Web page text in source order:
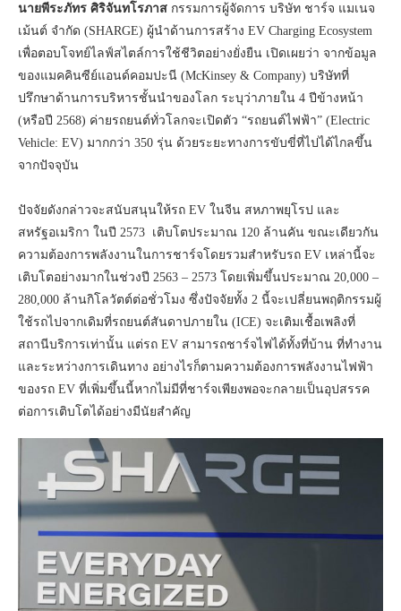
นายพีระภัทร ศิริจันทโรภาส กรรมการผู้จัดการ บริษัท ชาร์จ แมเนจ
เม้นต์ จำกัด (SHARGE) ผู้นำด้านการสร้าง EV Charging Ecosystem
เพื่อตอบโจทย์ไลฟ์สไตล์การใช้ชีวิตอย่างยั่งยืน เปิดเผยว่า จากข้อมูล
ของแมคคินซีย์แอนด์คอมปะนี (McKinsey & Company) บริษัทที่
ปรึกษาด้านการบริหารชั้นนำของโลก ระบุว่าภายใน 4 ปีข้างหน้า
(หรือปี 2568) ค่ายรถยนต์ทั่วโลกจะเปิดตัว “รถยนต์ไฟฟ้า” (Electric
Vehicle: EV) มากกว่า 350 รุ่น ด้วยระยะทางการขับขี่ที่ไปได้ไกลขึ้น
จากปัจจุบัน
ปัจจัยดังกล่าวจะสนับสนุนให้รถ EV ในจีน สหภาพยุโรป และ
สหรัฐอเมริกา ในปี 2573 เติบโตประมาณ 120 ล้านคัน ขณะเดียวกัน
ความต้องการพลังงานในการชาร์จโดยรวมสำหรับรถ EV เหล่านี้จะ
เติบโตอย่างมากในช่วงปี 2563 – 2573 โดยเพิ่มขึ้นประมาณ 20,000 –
280,000 ล้านกิโลวัตต์ต่อชั่วโมง ซึ่งปัจจัยทั้ง 2 นี้จะเปลี่ยนพฤติกรรมผู้
ใช้รถไปจากเดิมที่รถยนต์สันดาปภายใน (ICE) จะเติมเชื้อเพลิงที่
สถานีบริการเท่านั้น แต่รถ EV สามารถชาร์จไฟได้ทั้งที่บ้าน ที่ทำงาน
และระหว่างการเดินทาง อย่างไรก็ตามความต้องการพลังงานไฟฟ้า
ของรถ EV ที่เพิ่มขึ้นนี้หากไม่มีที่ชาร์จเพียงพอจะกลายเป็นอุปสรรค
ต่อการเติบโตได้อย่างมีนัยสำคัญ